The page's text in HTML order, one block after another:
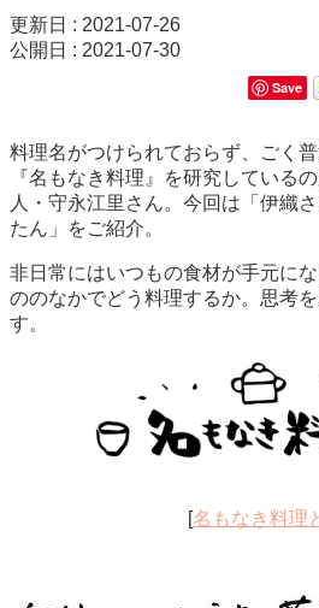
更新日 : 2021-07-26
公開日 : 2021-07-30
Save
料理名がつけられておらず、ごく
『名もなき料理』を研究している
人・守永江里さん。今回は「伊織
たん」をご紹介。
非日常にはいつもの食材が手元に
ののなかでどう料理するか。思考
す。
[名もなき料理